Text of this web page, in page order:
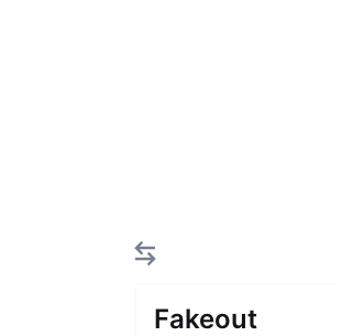
Fakeout